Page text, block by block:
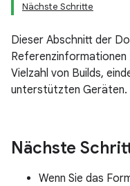
Nächste Schritte
Dieser Abschnitt der
Referenzinformationen
Vielzahl von Builds,
unterstützten Geräten.
Nächste
Wenn Sie das